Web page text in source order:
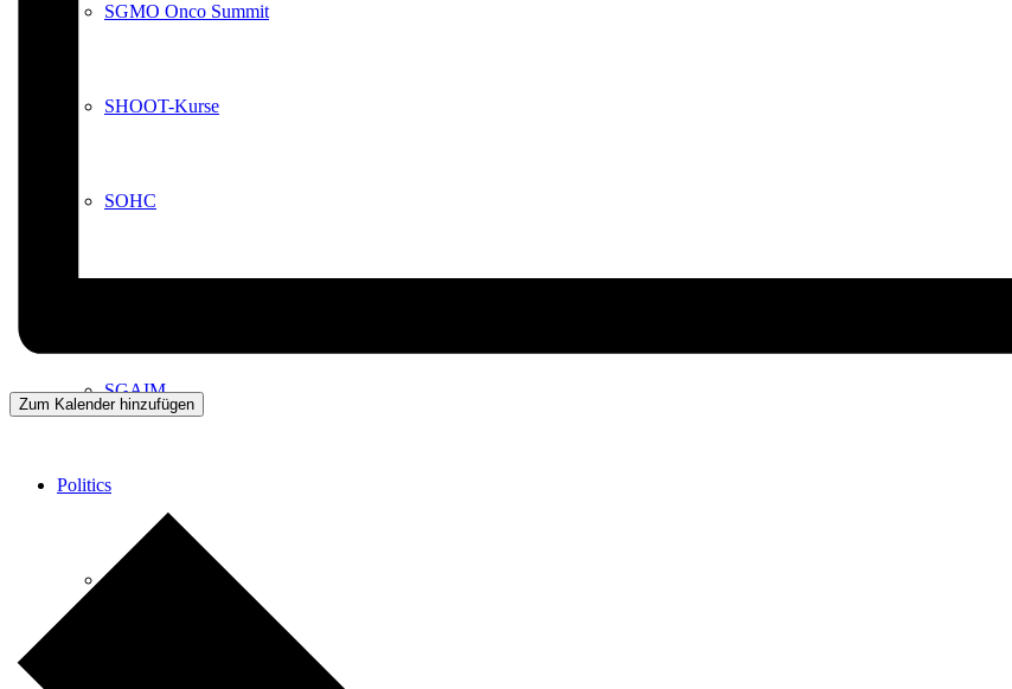
SGMO Onco Summit
SHOOT-Kurse
SOHC
SGAIM
Politics
Stellungnahmen
Zum Kalender hinzufügen